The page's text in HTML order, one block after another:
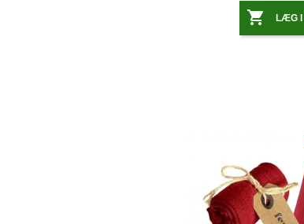
 LÆG I